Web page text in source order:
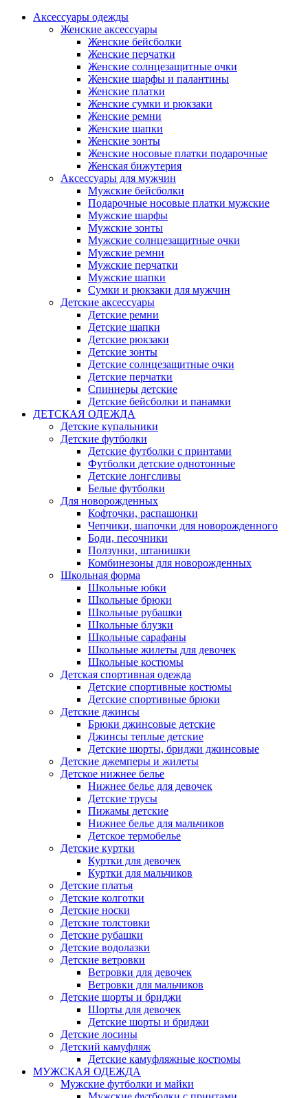
Аксессуары одежды
Женские аксессуары
Женские бейсболки
Женские перчатки
Женские солнцезащитные очки
Женские шарфы и палантины
Женские платки
Женские сумки и рюкзаки
Женские ремни
Женские шапки
Женские зонты
Женские носовые платки подарочные
Женская бижутерия
Аксессуары для мужчин
Мужские бейсболки
Подарочные носовые платки мужские
Мужские шарфы
Мужские зонты
Мужские солнцезащитные очки
Мужские ремни
Мужские перчатки
Мужские шапки
Сумки и рюкзаки для мужчин
Детские аксессуары
Детские ремни
Детские шапки
Детские рюкзаки
Детские зонты
Детские солнцезащитные очки
Детские перчатки
Спиннеры детские
Детские бейсболки и панамки
ДЕТСКАЯ ОДЕЖДА
Детские купальники
Детские футболки
Детские футболки с принтами
Футболки детские однотонные
Детские лонгсливы
Белые футболки
Для новорожденных
Кофточки, распашонки
Чепчики, шапочки для новорожденного
Боди, песочники
Ползунки, штанишки
Комбинезоны для новорожденных
Школьная форма
Школьные юбки
Школьные брюки
Школьные рубашки
Школьные блузки
Школьные сарафаны
Школьные жилеты для девочек
Школьные костюмы
Детская спортивная одежда
Детские спортивные костюмы
Детские спортивные брюки
Детские джинсы
Брюки джинсовые детские
Джинсы теплые детские
Детские шорты, бриджи джинсовые
Детские джемперы и жилеты
Детское нижнее белье
Нижнее белье для девочек
Детские трусы
Пижамы детские
Нижнее белье для мальчиков
Детское термобелье
Детские куртки
Куртки для девочек
Куртки для мальчиков
Детские платья
Детские колготки
Детские носки
Детские толстовки
Детские рубашки
Детские водолазки
Детские ветровки
Ветровки для девочек
Ветровки для мальчиков
Детские шорты и бриджи
Шорты для девочек
Детские шорты и бриджи
Детские лосины
Детский камуфляж
Детские камуфляжные костюмы
МУЖСКАЯ ОДЕЖДА
Мужские футболки и майки